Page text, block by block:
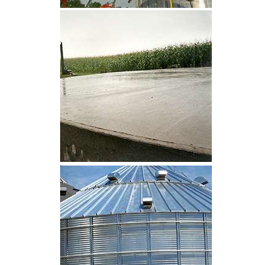
CLIQUEZ POUR AGRANDIR
CLIQUEZ POUR AGRANDIR